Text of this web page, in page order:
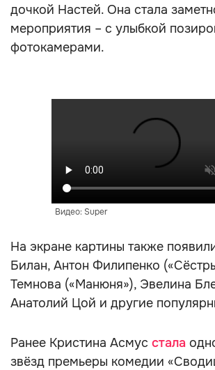
дочкой Настей. Она стала
мероприятия – с улыбкой
фотокамерами.
Видео: Super
На экране картины также
Билан, Антон Филипенко
Темнова («Манюня»), Эвелина
Анатолий Цой и другие
Ранее Кристина Асмус стала
звёзд премьеры комедии